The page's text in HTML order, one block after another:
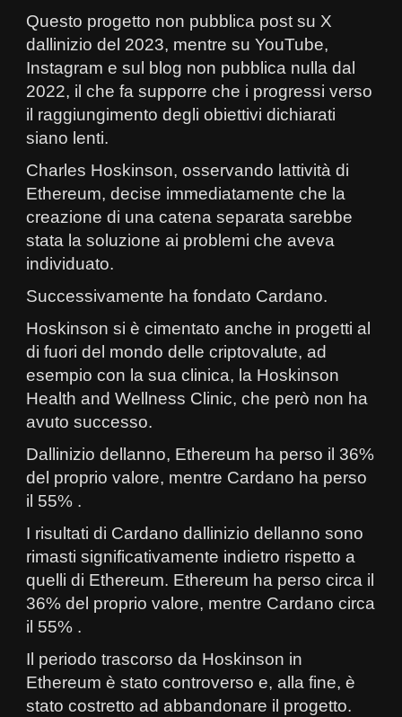
Questo progetto non pubblica post su X
dallinizio del 2023, mentre su YouTube,
Instagram e sul blog non pubblica nulla dal
2022, il che fa supporre che i progressi verso
il raggiungimento degli obiettivi dichiarati
siano lenti.
Charles Hoskinson, osservando lattività di
Ethereum, decise immediatamente che la
creazione di una catena separata sarebbe
stata la soluzione ai problemi che aveva
individuato.
Successivamente ha fondato Cardano.
Hoskinson si è cimentato anche in progetti al
di fuori del mondo delle criptovalute, ad
esempio con la sua clinica, la Hoskinson
Health and Wellness Clinic, che però non ha
avuto successo.
Dallinizio dellanno, Ethereum ha perso il 36%
del proprio valore, mentre Cardano ha perso
il 55% .
I risultati di Cardano dallinizio dellanno sono
rimasti significativamente indietro rispetto a
quelli di Ethereum. Ethereum ha perso circa il
36% del proprio valore, mentre Cardano circa
il 55% .
Il periodo trascorso da Hoskinson in
Ethereum è stato controverso e, alla fine, è
stato costretto ad abbandonare il progetto.